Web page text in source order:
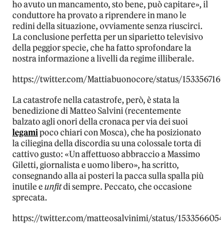
ho avuto un mancamento, sto bene, può capitare», il
conduttore ha provato a riprendere in mano le
redini della situazione, ovviamente senza riuscirci.
La conclusione perfetta per un siparietto televisivo
della peggior specie, che ha fatto sprofondare la
nostra informazione a livelli da regime illiberale.
https://twitter.com/Mattiabuonocore/status/
La catastrofe nella catastrofe, però, è stata la
benedizione di Matteo Salvini (recentemente
balzato agli onori della cronaca per via dei suoi
legamipoco chiari con Mosca), che ha posizionato
la ciliegina della discordia su una colossale torta di
cattivo gusto: «Un affettuoso abbraccio a Massimo
Giletti, giornalista e uomo libero», ha scritto,
consegnando alla ai posteri la pacca sulla spalla più
inutile eunfitdi sempre. Peccato, che occasione
sprecata.
https://twitter.com/matteosalvinimi/status/